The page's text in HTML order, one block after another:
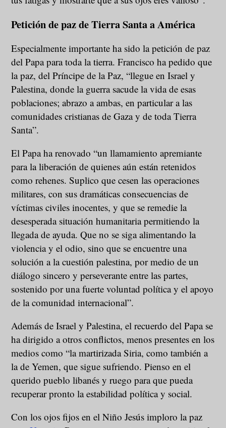
Petición de paz de Tierra Santa a América
Especialmente importante ha sido la petición de paz
del Papa para toda la tierra. Francisco ha pedido que
la paz, del Príncipe de la Paz, “llegue en Israel y
Palestina, donde la guerra sacude la vida de esas
poblaciones; abrazo a ambas, en particular a las
comunidades cristianas de Gaza y de toda Tierra
Santa”.
El Papa ha renovado “un llamamiento apremiante
para la liberación de quienes aún están retenidos
como rehenes. Suplico que cesen las operaciones
militares, con sus dramáticas consecuencias de
víctimas civiles inocentes, y que se remedie la
desesperada situación humanitaria permitiendo la
llegada de ayuda. Que no se siga alimentando la
violencia y el odio, sino que se encuentre una
solución a la cuestión palestina, por medio de un
diálogo sincero y perseverante entre las partes,
sostenido por una fuerte voluntad política y el apoyo
de la comunidad internacional”.
Además de Israel y Palestina, el recuerdo del Papa se
ha dirigido a otros conflictos, menos presentes en los
medios como “la martirizada Siria, como también a
la de Yemen, que sigue sufriendo. Pienso en el
querido pueblo libanés y ruego para que pueda
recuperar pronto la estabilidad política y social.
Con los ojos fijos en el Niño Jesús imploro la paz